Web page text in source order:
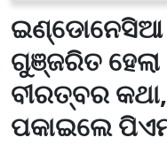
ଇଣ୍ଡୋନେସିଆ
ଗୁଞ୍ଜରିତ
ବୀରତ୍ବର
ପକାଇଲେ ପିଏମ